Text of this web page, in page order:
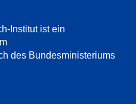
Institut ist ein
des Bundesministeriums